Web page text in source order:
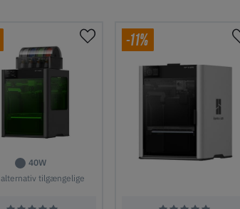
40W
tilgængelige
-11%